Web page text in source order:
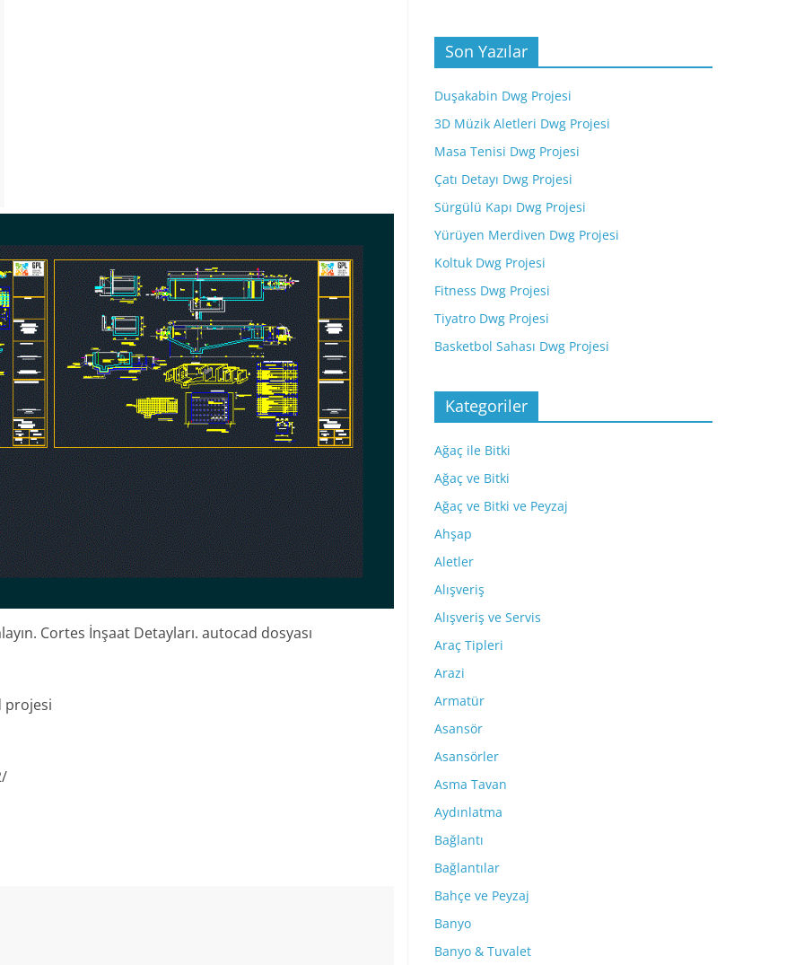
Cortes İnşaat Detayları. autocad dosyası
projesi
Son Yazılar
Duşakabin Dwg Projesi
3D Müzik Aletleri Dwg Projesi
Masa Tenisi Dwg Projesi
Çatı Detayı Dwg Projesi
Sürgülü Kapı Dwg Projesi
Yürüyen Merdiven Dwg Projesi
Koltuk Dwg Projesi
Fitness Dwg Projesi
Tiyatro Dwg Projesi
Basketbol Sahası Dwg Projesi
Kategoriler
Ağaç ile Bitki
Ağaç ve Bitki
Ağaç ve Bitki ve Peyzaj
Ahşap
Aletler
Alışveriş
Alışveriş ve Servis
Araç Tipleri
Arazi
Armatür
Asansör
Asansörler
Asma Tavan
Aydınlatma
Bağlantı
Bağlantılar
Bahçe ve Peyzaj
Banyo
Banyo & Tuvalet